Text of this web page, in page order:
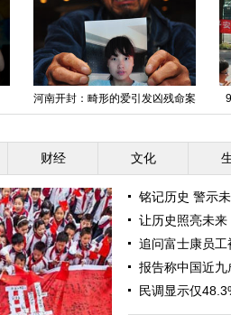
河南开封：畸形的爱引发凶残命案
准新娘被杀害肢解抛河中
财经 文化
铭记历史 警示
让历史照亮未来
追问富士康员
报告称中国近九
民调显示仅